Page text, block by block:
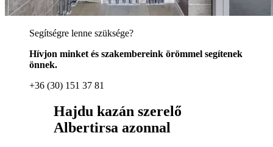
Segítségre lenne szüksége?
Hívjon minket és szakembereink örömmel segítenek
önnek.
+36 (30) 151 37 81
Hajdu kazán szerelő
Albertirsa azonnal